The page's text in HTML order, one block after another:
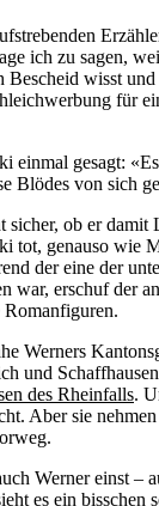
ich zu sagen,
Bescheid wisst
für
einmal gesagt:
Blödes von sich
ob er damit
tot, genauso wie
der eine der
war, erschuf der
Werners
und
des Rheinfalls.
Aber sie
Werner einst –
es ein bisschen